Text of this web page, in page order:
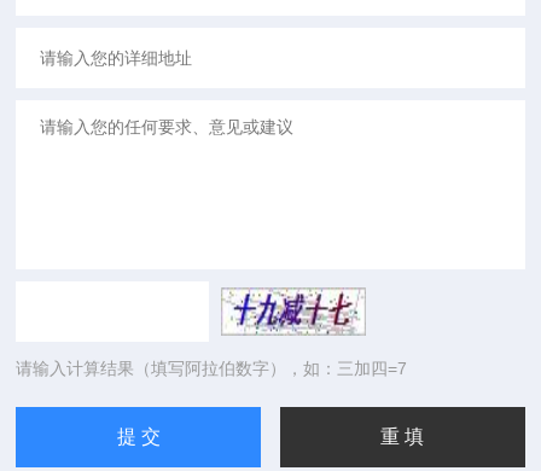
请输入计算结果（填写阿拉伯数字），如：三加四=7